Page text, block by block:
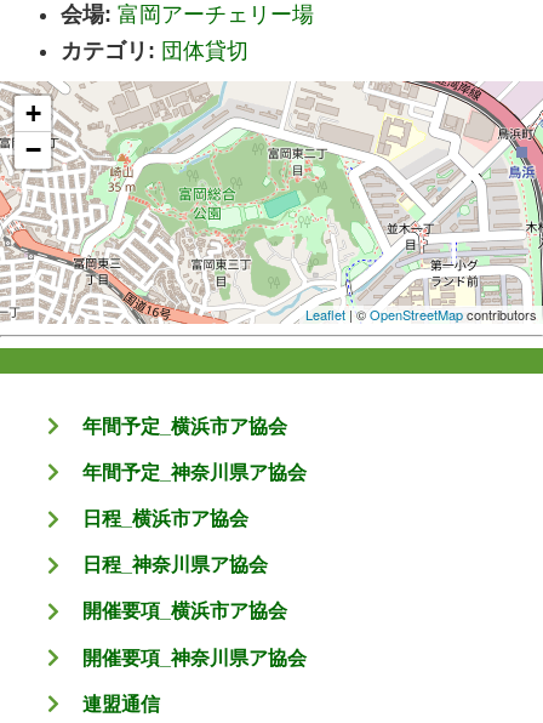
会場: 富岡アーチェリー場
カテゴリ: 団体貸切
+
−
Leaflet | ©OpenStreetMapcontributors
年間予定_横浜市ア協会
年間予定_神奈川県ア協会
日程_横浜市ア協会
日程_神奈川県ア協会
開催要項_横浜市ア協会
開催要項_神奈川県ア協会
連盟通信